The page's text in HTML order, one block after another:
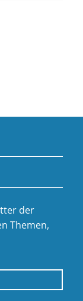
der
Themen,